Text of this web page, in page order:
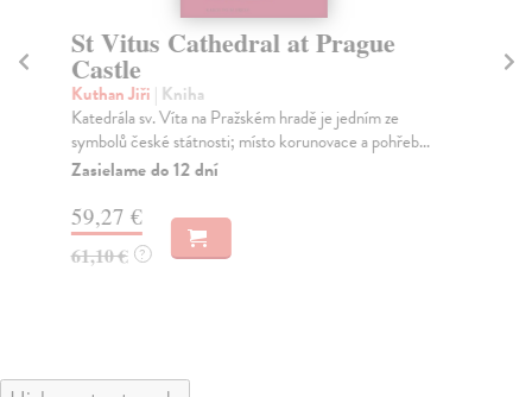
St Vitus Cathedral at Prague
Castle
Kuthan Jiři | Kniha
Katedrála sv. Víta na Pražském hradě je jedním ze
symbolů české státnosti; místo korunovace a pohřeb...
Zasielame do 12 dní
59,27 €
61,10 € ?